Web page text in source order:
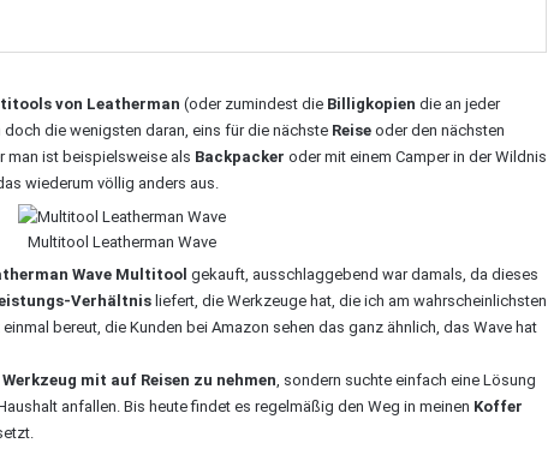
von Leatherman (oder zumindest die Billigkopien die an jeder
doch die wenigsten daran, eins für die nächste Reise oder den nächsten
man ist beispielsweise als Backpacker oder mit einem Camper in der Wildnis
wiederum völlig anders aus.
Multitool Leatherman Wave
Wave Multitool gekauft, ausschlaggebend war damals, da dieses
Verhältnis liefert, die Werkzeuge hat, die ich am wahrscheinlichsten
bereut, die Kunden bei Amazon sehen das ganz ähnlich, das Wave hat
Werkzeug mit auf Reisen zu nehmen, sondern suchte einfach eine Lösung
anfallen. Bis heute findet es regelmäßig den Weg in meinen Koffer